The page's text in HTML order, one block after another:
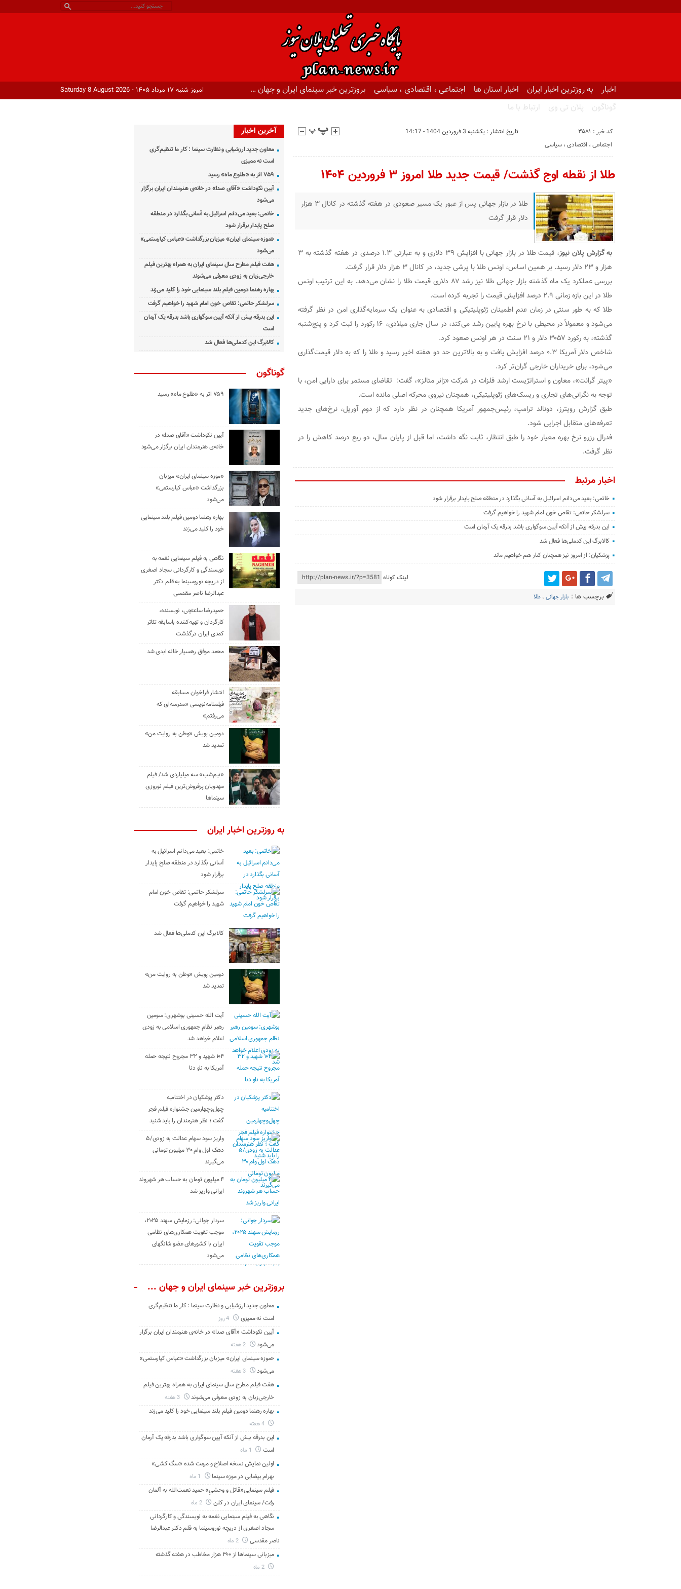
اخبار به روزترین اخبار ایران اخبار استان ها اجتماعی ، اقتصادی ، سیاسی
بروزترین خبر سینمای ایران و جهان …
گوناگون
پلان تی وی ارتباط با ما
امروز شنبه ۱۷ مرداد ۱۴۰۵ - Saturday 8 August 2026
کد خبر : 3581
تاریخ انتشار : یکشنبه 3 فروردین 1404 - 14:17
اجتماعی ، اقتصادی ، سیاسی
طلا از نقطه اوج گذشت/ قیمت جدید طلا امروز ۳ فروردین ۱۴۰۴
طلا در بازار جهانی پس از عبور یک مسیر صعودی در هفته گذشته در کانال ۳ هزار
دلار قرار گرفت
به گزارش پلان نیوز
، قیمت طلا در بازار جهانی با افزایش ۳۹ دلاری و به عبارتی ۱.۳ درصدی در هفته گذشته به ۳
هزار و ۲۳ دلار رسید. بر همین اساس، اونس طلا با پرشی جدید، در کانال ۳ هزار دلار قرار گرفت.
بررسی عملکرد یک ماه گذشته بازار جهانی طلا نیز رشد ۸۷ دلاری قیمت طلا را نشان می‌دهد. به این ترتیب اونس
طلا در این بازه زمانی ۲.۹ درصد افزایش قیمت را تجربه کرده است.
طلا که به طور سنتی در زمان عدم اطمینان ژئوپلیتیکی و اقتصادی به عنوان یک سرمایه‌گذاری امن در نظر گرفته
می‌شود و معمولاً در محیطی با نرخ بهره پایین رشد می‌کند، در سال جاری میلادی، ۱۶ رکورد را ثبت کرد و پنج‌شنبه
گذشته، به رکورد ۳۰۵۷ دلار و ۲۱ سنت در هر اونس صعود کرد.
شاخص دلار آمریکا ۰.۳ درصد افزایش یافت و به بالاترین حد دو هفته اخیر رسید و طلا را که به دلار قیمت‌گذاری
می‌شود، برای خریداران خارجی گران‌تر کرد.
«پیتر گرانت»، معاون و استراتژیست ارشد فلزات در شرکت «زانر متالز»، گفت: تقاضای مستمر برای دارایی امن، با
توجه به نگرانی‌های تجاری و ریسک‌های ژئوپلیتیکی، همچنان نیروی محرکه اصلی مانده است.
طبق گزارش رویترز، دونالد ترامپ، رئیس‌جمهور آمریکا همچنان در نظر دارد که از دوم آوریل، نرخ‌های جدید
تعرفه‌های متقابل اجرایی شود.
فدرال رزرو نرخ بهره معیار خود را طبق انتظار، ثابت نگه داشت، اما قبل از پایان سال، دو ربع درصد کاهش را در
نظر گرفت.
اخبار مرتبط
خاتمی: بعید می‌دانم اسرائیل به آسانی بگذارد در منطقه صلح پایدار برقرار شود
سرلشکر حاتمی: تقاص خون امام شهید را خواهیم گرفت
این بدرقه بیش از آنکه آیین سوگواری باشد بدرقه یک آرمان است
کالابرگ این کدملی‌ها فعال شد
پزشکیان: از امروز نیز همچنان کنار هم خواهیم ماند
لینک کوتاه
برچسب ها : بازار جهانی ، طلا
آخرین اخبار
معاون جدید ارزشیابی و نظارت سینما : کار ما تنظیم‌گری
است نه ممیزی
۷۵۹ اثر به «طلوع ماه» رسید
آیین نکوداشت «آقای صدا» در خانه‌ی هنرمندان ایران برگزار
می‌شود
خاتمی: بعید می‌دانم اسرائیل به آسانی بگذارد در منطقه
صلح پایدار برقرار شود
«موزه سینمای ایران» میزبان بزرگداشت «عباس کیارستمی»
می‌شود
هفت فیلم مطرح سال سینمای ایران به همراه بهترین فیلم
خارجی‌زبان به زودی معرفی می‌شوند
بهاره رهنما دومین فیلم بلند سینمایی خود را کلید می‌زند
سرلشکر حاتمی: تقاص خون امام شهید را خواهیم گرفت
این بدرقه بیش از آنکه آیین سوگواری باشد بدرقه یک آرمان
است
کالابرگ این کدملی‌ها فعال شد
گوناگون
۷۵۹ اثر به «طلوع ماه» رسید
آیین نکوداشت «آقای صدا» در
خانه‌ی هنرمندان ایران برگزار می‌شود
«موزه سینمای ایران» میزبان
بزرگداشت «عباس کیارستمی»
می‌شود
بهاره رهنما دومین فیلم بلند سینمایی
خود را کلید می‌زند
نگاهی به فیلم سینمایی نغمه به
نویسندگی و کارگردانی سجاد اصغری
از دریچه نوروسینما به قلم دکتر
عبدالرضا ناصر مقدسی
حمیدرضا ساعتچی، نویسنده،
کارگردان و تهیه‌کننده باسابقه تئاتر
کمدی ایران درگذشت
محمد موفق رهسپار خانه ابدی شد
انتشار فراخوان مسابقه
فیلمنامه‌نویسی «مدرسه‌ای که
می‌رفتم»
دومین پویش «وطن به روایت من»
تمدید شد
«نیم‌شب» سه میلیاردی شد/ فیلم
مهدویان پرفروش‌ترین فیلم نوروزی
سینماها
به روزترین اخبار ایران
خاتمی: بعید می‌دانم اسرائیل به
آسانی بگذارد در منطقه صلح پایدار
برقرار شود
سرلشکر حاتمی: تقاص خون امام
شهید را خواهیم گرفت
کالابرگ این کدملی‌ها فعال شد
دومین پویش «وطن به روایت من»
تمدید شد
آیت الله حسینی بوشهری: سومین
رهبر نظام جمهوری اسلامی به زودی
اعلام خواهد شد
۱۰۴ شهید و ۳۲ مجروح نتیجه حمله
آمریکا به ناو دنا
دکتر پزشکیان در اختتامیه
چهل‌وچهارمین جشنواره فیلم فجر
گفت ؛ نظر هنرمندان را باید شنید
واریز سود سهام عدالت به زودی/۵
دهک اول وام ۳۰ میلیون تومانی
می‌گیرند
۴ میلیون تومان به حساب هر شهروند
ایرانی واریز شد
سردار جوانی: رزمایش سهند ۲۰۲۵،
موجب تقویت همکاری‌های نظامی
ایران با کشور‌های عضو شانگهای
می‌شود
بروزترین خبر سینمای ایران و جهان ...
معاون جدید ارزشیابی و نظارت سینما : کار ما تنظیم‌گری
است نه ممیزی
آیین نکوداشت «آقای صدا» در خانه‌ی هنرمندان ایران برگزار
می‌شود
2 هفته
«موزه سینمای ایران» میزبان بزرگداشت «عباس کیارستمی»
می‌شود
3 هفته
هفت فیلم مطرح سال سینمای ایران به همراه بهترین فیلم
خارجی‌زبان به زودی معرفی می‌شوند
3 هفته
بهاره رهنما دومین فیلم بلند سینمایی خود را کلید می‌زند
4 هفته
این بدرقه بیش از آنکه آیین سوگواری باشد بدرقه یک آرمان
است
اولین نمایش نسخه اصلاح و مرمت شده «سگ کشی»
بهرام بیضایی در موزه سینما
فیلم سینمایی«قاتل و وحشیِ» حمید نعمت‌الله به آلمان
رفت/ سینمای ایران در کلن
2 ماه
نگاهی به فیلم سینمایی نغمه به نویسندگی و کارگردانی
سجاد اصغری از دریچه نوروسینما به قلم دکتر عبدالرضا
ناصر مقدسی
2 ماه
میزبانی سینماها از ۳۰۰ هزار مخاطب در هفته گذشته
2 ماه